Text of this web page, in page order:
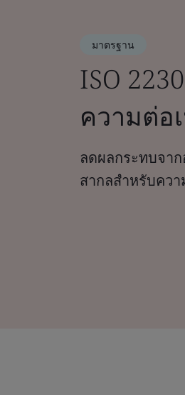
มาตรฐาน
ISO
ความต่อ
ลดผลกระทบจา
สากลสำหรับควา